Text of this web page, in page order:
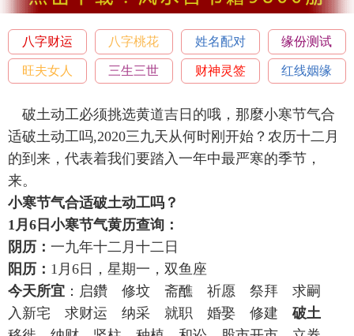
八字财运 八字桃花 姓名配对 缘份测试
旺夫女人 三生三世 财神灵签 红线姻缘
破土动工必须挑选黄道吉日的哦，那麼小寒节气合
适破土动工吗,2020三九天从何时刚开始？农历十二月
的到来，代表着我们要踏入一年中最严寒的季节，
来。
小寒节气合适破土动工吗？
1月6日小寒节气黄历查询：
阴历： 一九年十二月十二日
阳历： 1月6日，星期一，双鱼座
今天所宜 ：启鑽 修坟 斋醮 祈愿 祭拜 求嗣
入新宅 求财运 纳采 就职 婚娶 修建破土